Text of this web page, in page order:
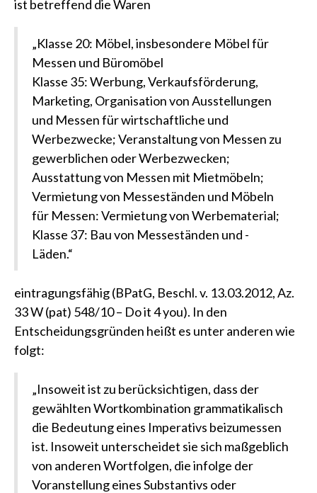
ist betreffend die Waren
„Klasse 20: Möbel, insbesondere Möbel für
Messen und Büromöbel
Klasse 35: Werbung, Verkaufsförderung,
Marketing, Organisation von Ausstellungen
und Messen für wirtschaftliche und
Werbezwecke; Veranstaltung von Messen zu
gewerblichen oder Werbezwecken;
Ausstattung von Messen mit Mietmöbeln;
Vermietung von Messeständen und Möbeln
für Messen: Vermietung von Werbematerial;
Klasse 37: Bau von Messeständen und -
Läden.“
eintragungsfähig(BPatG, Beschl. v. 13.03.2012, Az.
33 W (pat) 548/10 – Do it 4 you). In den
Entscheidungsgründen heißt es unter anderen wie
folgt:
„Insoweit ist zu berücksichtigen, dass der
gewählten Wortkombination grammatikalisch
die Bedeutung eines Imperativs beizumessen
ist. Insoweit unterscheidet sie sich maßgeblich
von anderen Wortfolgen, die infolge der
Voranstellung eines Substantivs oder